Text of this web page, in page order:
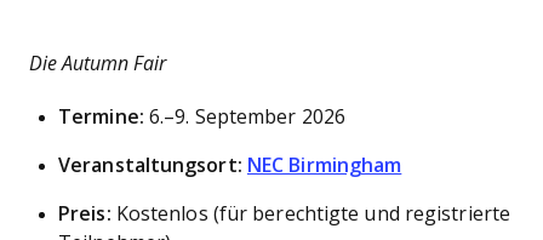
Die Autumn Fair
Termine: 6.–9. September 2026
Veranstaltungsort: NEC Birmingham
Preis: Kostenlos (für berechtigte und registrierte